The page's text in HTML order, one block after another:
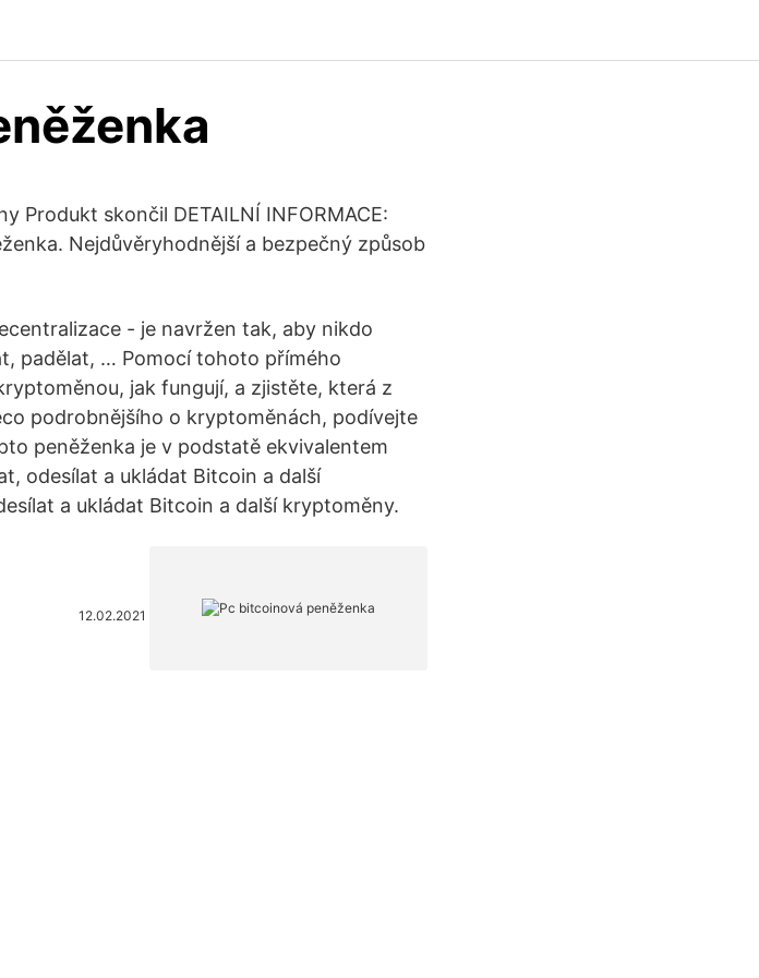
Produkt skončil DETAILNÍ INFORMACE:
Nejdůvěryhodnější a bezpečný způsob
- je navržen tak, aby nikdo
padělat, … Pomocí tohoto přímého
jak fungují, a zjistěte, která z
podrobnějšího o kryptoměnách, podívejte
peněženka je v podstatě ekvivalentem
odesílat a ukládat Bitcoin a další
a ukládat Bitcoin a další kryptoměny.
12.02.2021